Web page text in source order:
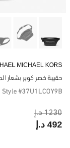
MICHAEL KORS
حقيبة خصر كوبر بشعار
Style #37U1LCOY9B
1230 د.إ
492 د.إ